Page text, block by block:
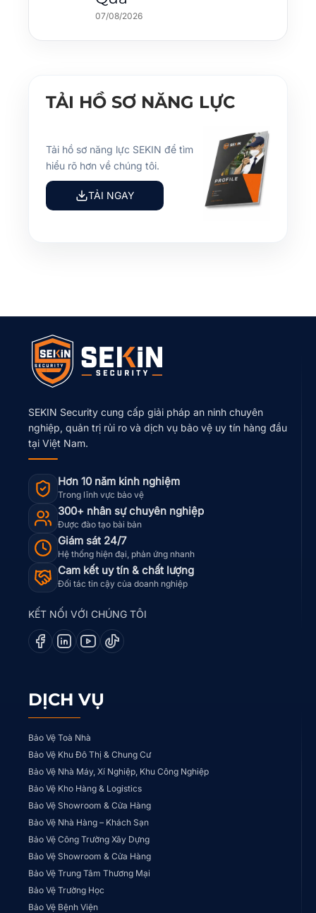
07/08/2026
TẢI HỒ SƠ NĂNG LỰC
Tải hồ sơ năng lực SEKIN để tìm
hiểu rõ hơn về chúng tôi.
TẢI NGAY
SEKIN Security cung cấp giải pháp an ninh chuyên
nghiệp, quản trị rủi ro và dịch vụ bảo vệ uy tín hàng đầu
tại Việt Nam.
Hơn 10 năm kinh nghiệm
Trong lĩnh vực bảo vệ
300+ nhân sự chuyên nghiệp
Được đào tạo bài bản
Giám sát 24/7
Hệ thống hiện đại, phản ứng nhanh
Cam kết uy tín & chất lượng
Đối tác tin cậy của doanh nghiệp
KẾT NỐI VỚI CHÚNG TÔI
DỊCH VỤ
Bảo Vệ Toà Nhà
Bảo Vệ Khu Đô Thị & Chung Cư
Bảo Vệ Nhà Máy, Xí Nghiệp, Khu Công Nghiệp
Bảo Vệ Kho Hàng & Logistics
Bảo Vệ Showroom & Cửa Hàng
Bảo Vệ Nhà Hàng – Khách Sạn
Bảo Vệ Công Trường Xây Dựng
Bảo Vệ Showroom & Cửa Hàng
Bảo Vệ Trung Tâm Thương Mại
Bảo Vệ Trường Học
Bảo Vệ Bệnh Viện